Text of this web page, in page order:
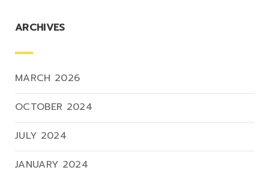
ARCHIVES
MARCH 2026
OCTOBER 2024
JULY 2024
JANUARY 2024